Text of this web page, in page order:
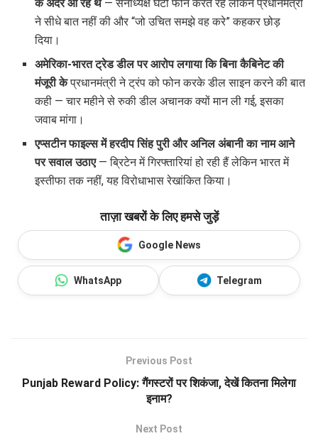
के अंदर आ रहे थे— सेनाध्यक्ष घंटों फोन करते रहे लेकिन प्रधानमंत्री
ने सीधे बात नहीं की और “जो उचित समझे वह करे” कहकर छोड़
दिया।
अमेरिका-भारत ट्रेड डील पर आरोप लगाया कि बिना कैबिनेट की
मंजूरी केप्रधानमंत्री ने ट्रंप को फोन करके डील साइन करने की बात
कही — चार महीने से रुकी डील अचानक क्यों मान ली गई, इसका
जवाब मांगा।
एप्सटीन फाइल्स में हरदीप सिंह पुरी और अनिल अंबानी का नाम आने
पर सवाल उठाए— ब्रिटेन में गिरफ्तारियां हो रही हैं लेकिन भारत में
इस्तीफा तक नहीं, यह विरोधाभास रेखांकित किया।
ताज़ा खबरों के लिए हमसे जुड़ें
Google News
WhatsApp Telegram
Previous Post
Punjab Reward Policy: गैंगस्टरों पर शिकंजा, देखें कितना मिलेगा
इनाम?
Next Post